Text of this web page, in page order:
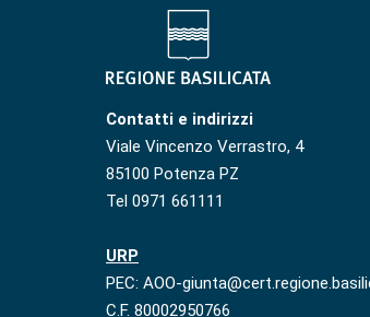
Contatti e indirizzi
Viale Vincenzo Verrastro, 4
85100 Potenza PZ
Tel 0971 661111
URP
PEC: AOO-
C.F. 80002950766